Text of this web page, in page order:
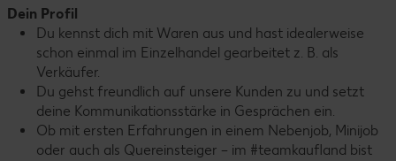
Dein Profil
Du kennst dich mit Waren aus und hast idealerweise
schon einmal im Einzelhandel gearbeitet z. B. als
Verkäufer.
Du gehst freundlich auf unsere Kunden zu und setzt
deine Kommunikationsstärke in Gesprächen ein.
Ob mit ersten Erfahrungen in einem Nebenjob, Minijob
oder auch als Quereinsteiger – im #teamkaufland bist